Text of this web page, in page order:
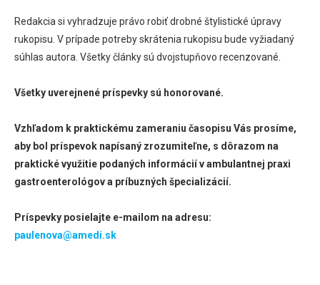
Redakcia si vyhradzuje právo robiť drobné štylistické úpravy
rukopisu. V prípade potreby skrátenia rukopisu bude vyžiadaný
súhlas autora. Všetky články sú dvojstupňovo recenzované.
Všetky uverejnené príspevky sú honorované.
Vzhľadom k praktickému zameraniu časopisu Vás prosíme,
aby bol príspevok napísaný zrozumiteľne, s dôrazom na
praktické využitie podaných informácií v ambulantnej praxi
gastroenterológov a príbuzných špecializácií.
Príspevky posielajte e-mailom na adresu:
paulenova@amedi.sk